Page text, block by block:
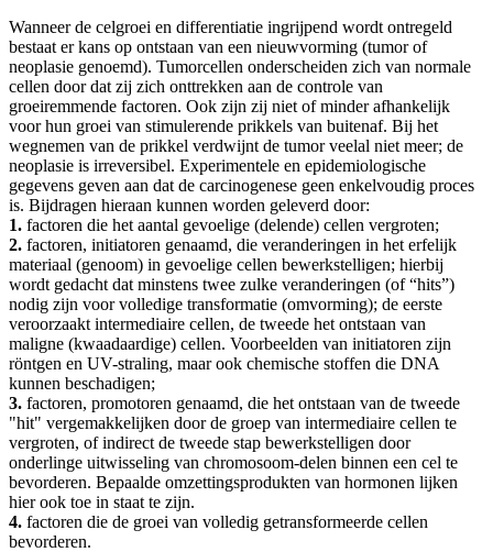
Wanneer de celgroei en differentiatie ingrijpend wordt ontregeld
bestaat er kans op ontstaan van een nieuwvorming (tumor of
neoplasie genoemd). Tumorcellen onderscheiden zich van normale
cellen door dat zij zich onttrekken aan de controle van
groeiremmende factoren. Ook zijn zij niet of minder afhankelijk
voor hun groei van stimulerende prikkels van buitenaf. Bij het
wegnemen van de prikkel verdwijnt de tumor veelal niet meer; de
neoplasie is irreversibel. Experimentele en epidemiologische
gegevens geven aan dat de carcinogenese geen enkelvoudig proces
is. Bijdragen hieraan kunnen worden geleverd door:
1. factoren die het aantal gevoelige (delende) cellen vergroten;
2. factoren, initiatoren genaamd, die veranderingen in het erfelijk
materiaal (genoom) in gevoelige cellen bewerkstelligen; hierbij
wordt gedacht dat minstens twee zulke veranderingen (of “hits”)
nodig zijn voor volledige transformatie (omvorming); de eerste
veroorzaakt intermediaire cellen, de tweede het ontstaan van
maligne (kwaadaardige) cellen. Voorbeelden van initiatoren zijn
röntgen en UV-straling, maar ook chemische stoffen die DNA
kunnen beschadigen;
3. factoren, promotoren genaamd, die het ontstaan van de tweede
"hit" vergemakkelijken door de groep van intermediaire cellen te
vergroten, of indirect de tweede stap bewerkstelligen door
onderlinge uitwisseling van chromosoom-delen binnen een cel te
bevorderen. Bepaalde omzettingsprodukten van hormonen lijken
hier ook toe in staat te zijn.
4. factoren die de groei van volledig getransformeerde cellen
bevorderen.